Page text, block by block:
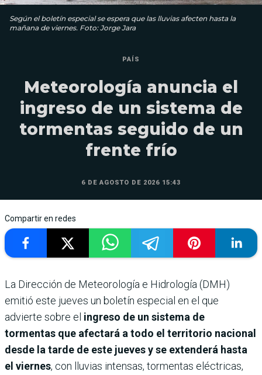
Según el boletín especial se espera que las lluvias afecten hasta la
mañana de viernes. Foto: Jorge Jara
PAÍS
Meteorología anuncia el
ingreso de un sistema de
tormentas seguido de un
frente frío
6 DE AGOSTO DE 2026 15:43
Compartir en redes
La Dirección de Meteorología e Hidrología (DMH)
emitió este jueves un boletín especial en el que
advierte sobre el ingreso de un sistema de
tormentas que afectará a todo el territorio nacional
desde la tarde de este jueves y se extenderá hasta
el viernes, con lluvias intensas, tormentas eléctricas,